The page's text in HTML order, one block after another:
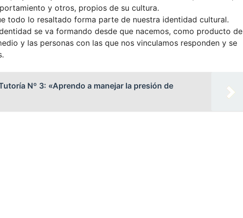
y otros, propios de su cultura.
todo lo resaltado forma parte de nuestra identidad cultural.
se va formando desde que nacemos, como producto de
y las personas con las que nos vinculamos responden y se
Nº 3: «Aprendo a manejar la presión de